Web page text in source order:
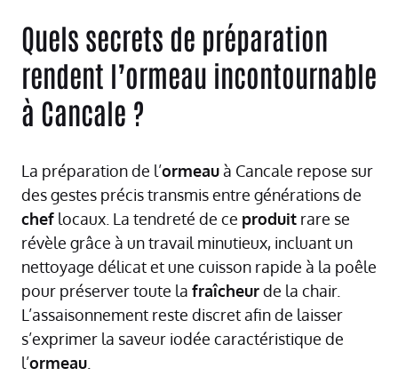
Quels secrets de préparation
rendent l’ormeau incontournable
à Cancale ?
La préparation de l’ormeauà Cancale repose sur
des gestes précis transmis entre générations de
chef locaux. La tendreté de ce produit rare se
révèle grâce à un travail minutieux, incluant un
nettoyage délicat et une cuisson rapide à la poêle
pour préserver toute la fraîcheurde la chair.
L’assaisonnement reste discret afin de laisser
s’exprimer la saveur iodée caractéristique de
l’ormeau